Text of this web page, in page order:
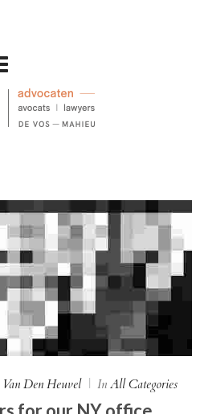
Van Den Heuvel In All Categories